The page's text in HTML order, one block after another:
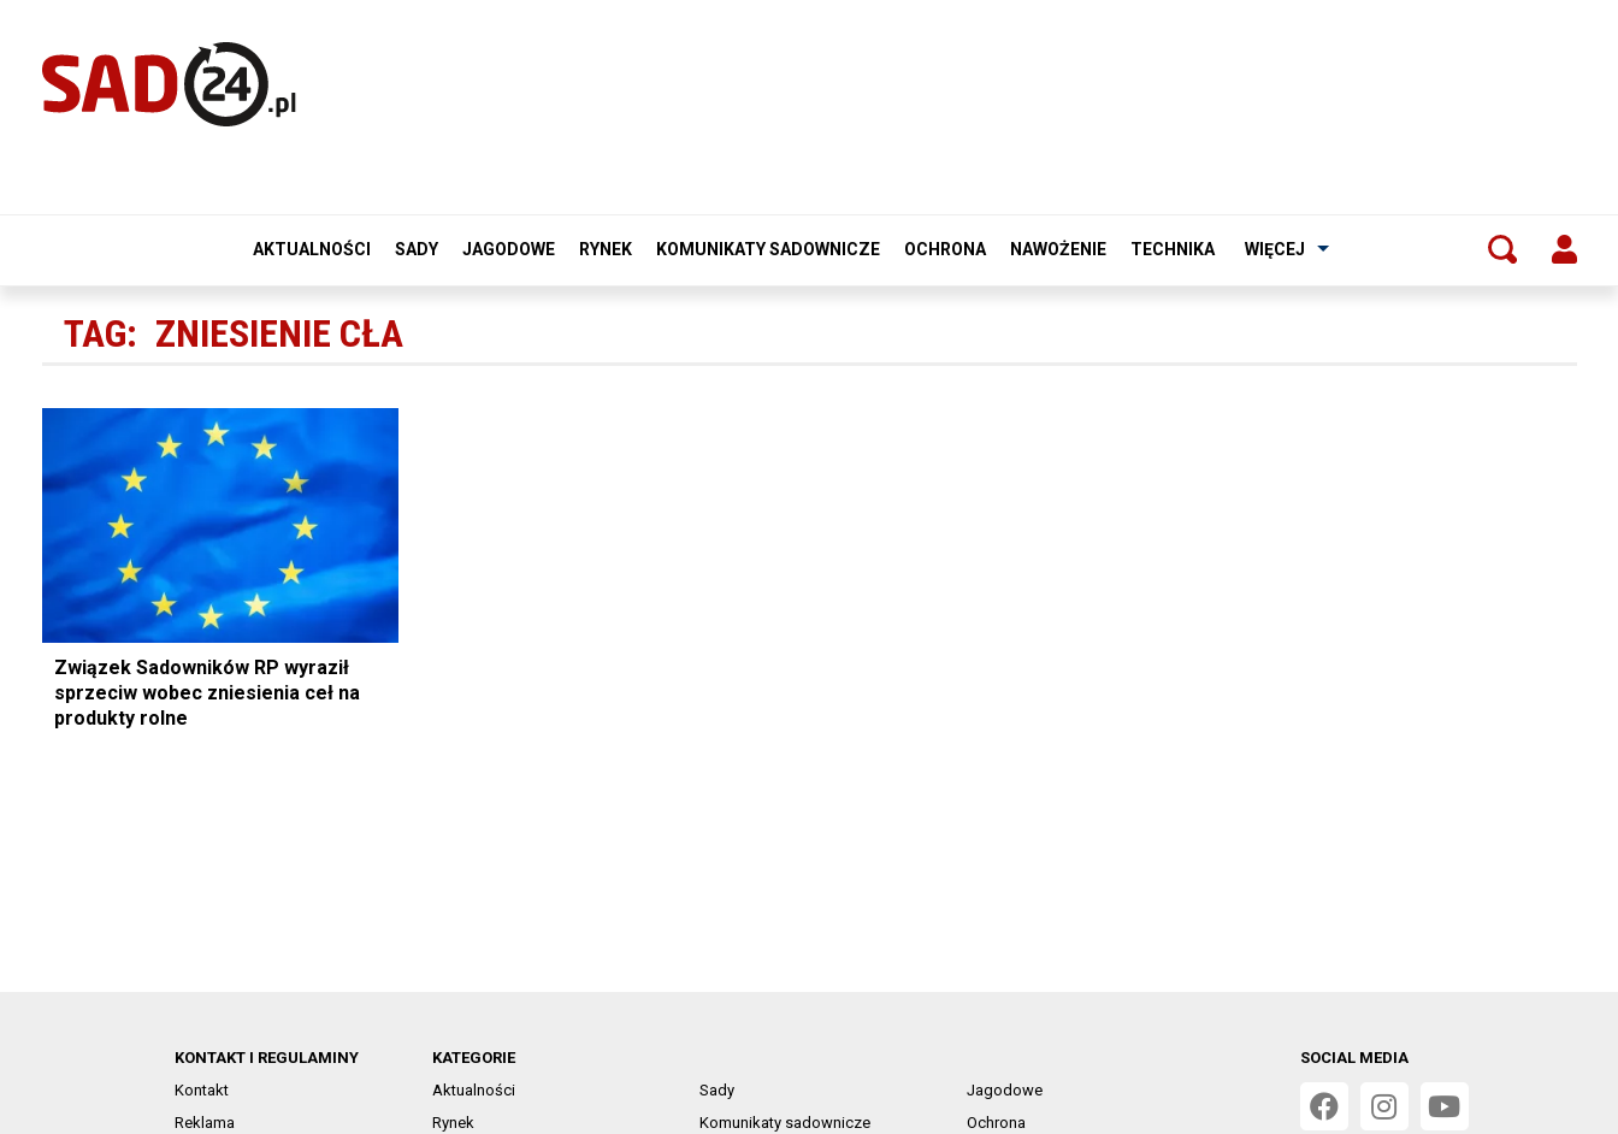
AKTUALNOŚCI SADY JAGODOWE RYNEK KOMUNIKATY SADOWNICZE OCHRONA NAWOŻENIE TECHNIKA WIĘCEJ
TAG: ZNIESIENIE CŁA
Związek Sadowników RP wyraził
sprzeciw wobec zniesienia ceł na
produkty rolne
KONTAKT I REGULAMINY
Kontakt
Reklama
KATEGORIE
Aktualności
Sady
Jagodowe
Rynek
Komunikaty sadownicze
Ochrona
SOCIAL MEDIA